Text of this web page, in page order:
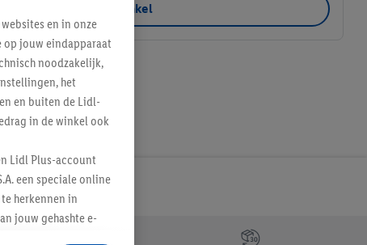
Favoriete winkel
en in onze
op jouw eindapparaat
noodzakelijk,
het
en buiten de Lidl-
in de winkel ook
Lidl Plus-account
een speciale online
herkennen in
jouw gehashte e-